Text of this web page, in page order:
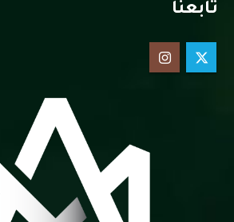
تابعنا